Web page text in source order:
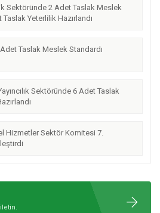
Sektöründe 2 Adet Taslak Meslek
Yeterlilik Hazırlandı
Taslak Meslek Standardı
Sektöründe 6 Adet Taslak
Hizmetler Sektör Komitesi 7.
iletin.